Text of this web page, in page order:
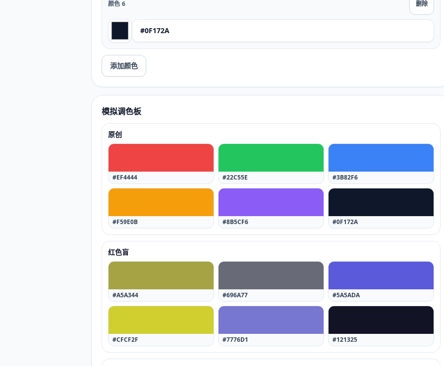
颜色 6 删除
添加颜色
模拟调色板
原创
#EF4444 #22C55E #3B82F6
#F59E0B #8B5CF6 #0F172A
红色盲
#A5A344 #696A77 #5A5ADA
#CFCF2F #7776D1 #121325